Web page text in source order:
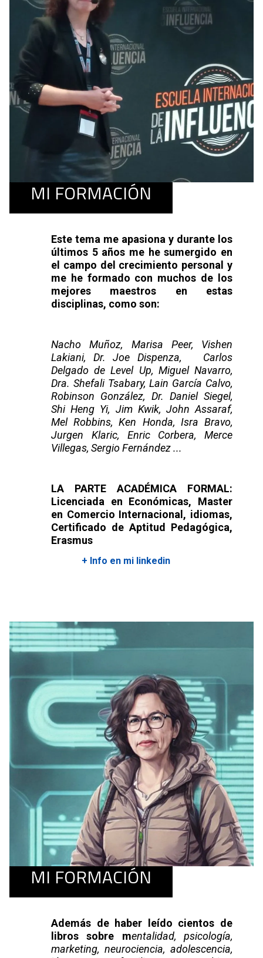
MI FORMACIÓN
Este tema me apasiona y durante los
últimos 5 años me he sumergido en
el campo del crecimiento personal y
me he formado con muchos de los
mejores maestros en estas
disciplinas, como son:
Nacho Muñoz, Marisa Peer, Vishen
Lakiani, Dr. Joe Dispenza, Carlos
Delgado de Level Up, Miguel Navarro,
Dra. Shefali Tsabary, Lain García Calvo,
Robinson González, Dr. Daniel Siegel,
Shi Heng Yi, Jim Kwik, John Assaraf,
Mel Robbins, Ken Honda, Isra Bravo,
Jurgen Klaric, Enric Corbera, Merce
Villegas, Sergio Fernández ...
LA PARTE ACADÉMICA FORMAL:
Licenciada en Económicas, Master
en Comercio Internacional, idiomas,
Certificado de Aptitud Pedagógica,
Erasmus
+ Info en mi linkedin
MI FORMACIÓN
Además de haber leído cientos de
libros sobre mentalidad, psicología,
marketing, neurociencia, adolescencia,